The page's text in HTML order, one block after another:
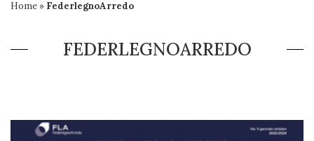
Home » FederlegnoArredo
FEDERLEGNOARREDO